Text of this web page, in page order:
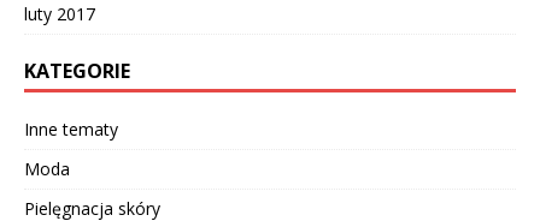
luty 2017
KATEGORIE
Inne tematy
Moda
Pielęgnacja skóry